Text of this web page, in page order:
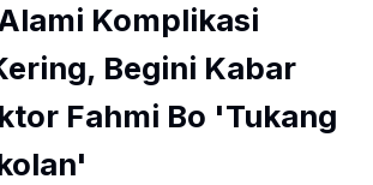
Komplikasi
Begini Kabar
Fahmi Bo 'Tukang